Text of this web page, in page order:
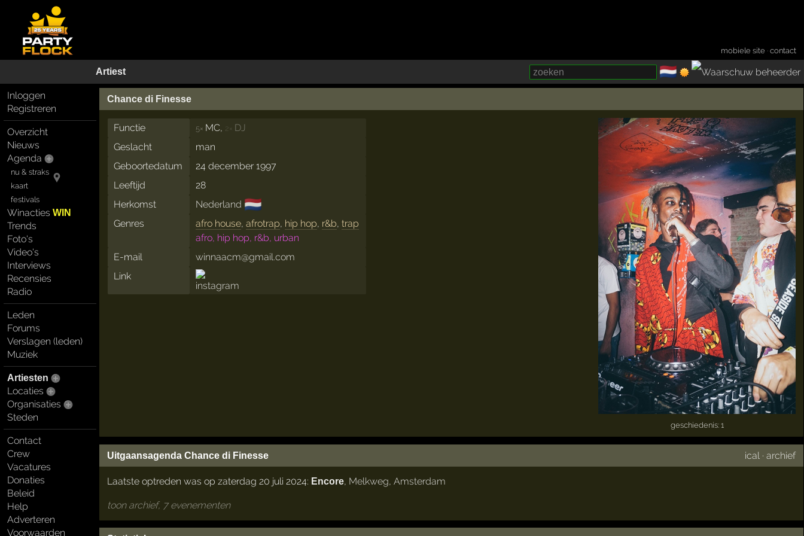
mobiele site ·contact
Artiest 🇳🇱
Inloggen
Registreren
Overzicht
Nieuws
Agenda
nu & straks
kaart
festivals
WinactiesWIN
Trends
Foto's
Video's
Interviews
Recensies
Radio
Leden
Forums
Verslagen (leden)
Muziek
Artiesten
Locaties
Organisaties
Steden
Contact
Crew
Vacatures
Donaties
Beleid
Help
Adverteren
Voorwaarden
Chance di Finesse
geschiedenis: 1
Functie 5× MC, 2× DJ
Geslacht
man
Geboortedatum
24 december 1997
Leeftijd
28
Herkomst
Nederland 🇳🇱
Genres afro house,afrotrap, hip hop, r&b,trap
afro, hip hop, r&b, urban
E-mail
winnaacm@gmail.com
Link
Uitgaansagenda Chance di Finesse ical ·archief
Laatste optreden was op zaterdag 20 juli 2024: Encore, Melkweg, Amsterdam
toon archief, 7 evenementen